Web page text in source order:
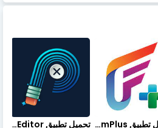
تحميل تطبيق FilmPlus أخر إصدار تحميل تطبيق Retouch Remove Objects Editor مهكرة اخر إصدار